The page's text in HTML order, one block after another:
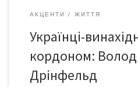
АКЦЕНТИ ЖИТТЯ
Українці-
кордоном:
Дрінфельд